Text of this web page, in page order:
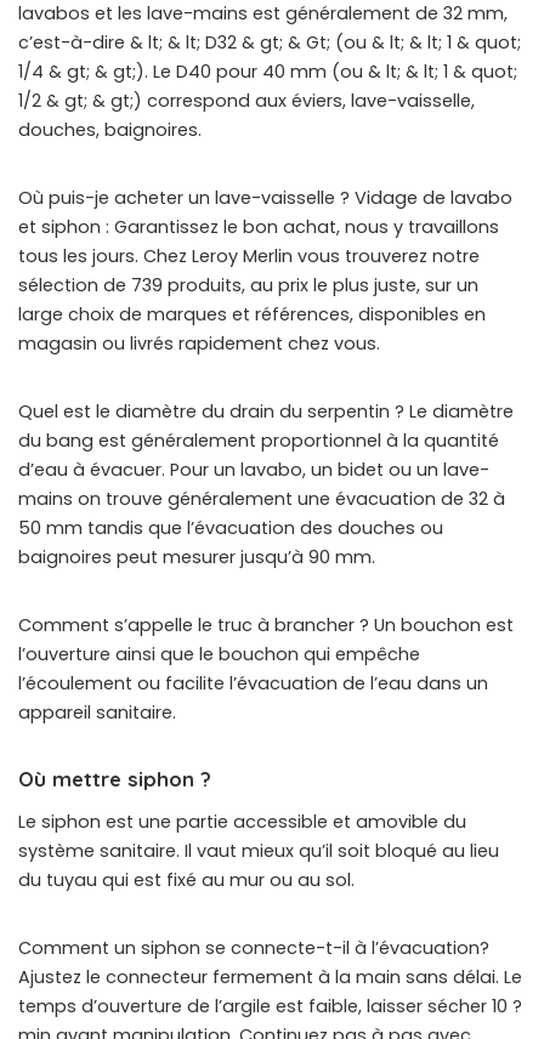
lavabos et les lave-mains est généralement de 32 mm,
c’est-à-dire & lt; & lt; D32 & gt; & Gt; (ou & lt; & lt; 1 & quot;
1/4 & gt; & gt;). Le D40 pour 40 mm (ou & lt; & lt; 1 & quot;
1/2 & gt; & gt;) correspond aux éviers, lave-vaisselle,
douches, baignoires.
Où puis-je acheter un lave-vaisselle ? Vidage de lavabo
et siphon : Garantissez le bon achat, nous y travaillons
tous les jours. Chez Leroy Merlin vous trouverez notre
sélection de 739 produits, au prix le plus juste, sur un
large choix de marques et références, disponibles en
magasin ou livrés rapidement chez vous.
Quel est le diamètre du drain du serpentin ? Le diamètre
du bang est généralement proportionnel à la quantité
d’eau à évacuer. Pour un lavabo, un bidet ou un lave-
mains on trouve généralement une évacuation de 32 à
50 mm tandis que l’évacuation des douches ou
baignoires peut mesurer jusqu’à 90 mm.
Comment s’appelle le truc à brancher ? Un bouchon est
l’ouverture ainsi que le bouchon qui empêche
l’écoulement ou facilite l’évacuation de l’eau dans un
appareil sanitaire.
Où mettre siphon ?
Le siphon est une partie accessible et amovible du
système sanitaire. Il vaut mieux qu’il soit bloqué au lieu
du tuyau qui est fixé au mur ou au sol.
Comment un siphon se connecte-t-il à l’évacuation?
Ajustez le connecteur fermement à la main sans délai. Le
temps d’ouverture de l’argile est faible, laisser sécher 10 ?